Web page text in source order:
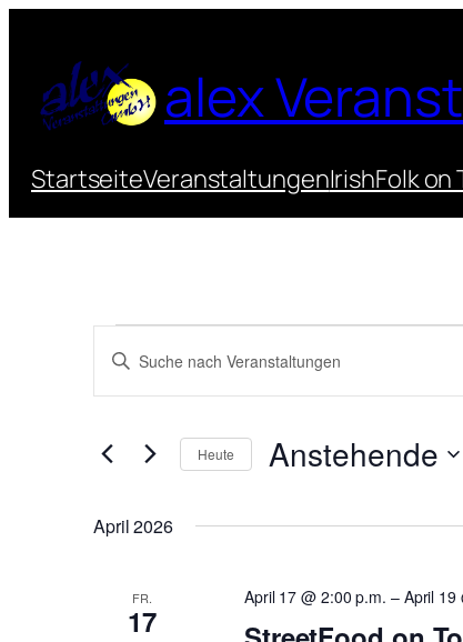
alex
StartseiteVeranstaltungenIrishFolk on
Veranstaltungen
Suche
Ansichten,
Bitte
Schlüsselwort
Suche
Veranstaltungen
Heute Anstehende
wählen.
April 2026
FR.
17
April 17 @ 2:00 p.m. – April 19